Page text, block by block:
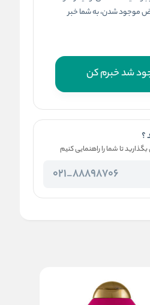
موجود شدن، به شما خبر
شد خبرم کن
؟
تا شما را راهنمایی کنیم
88898706_021